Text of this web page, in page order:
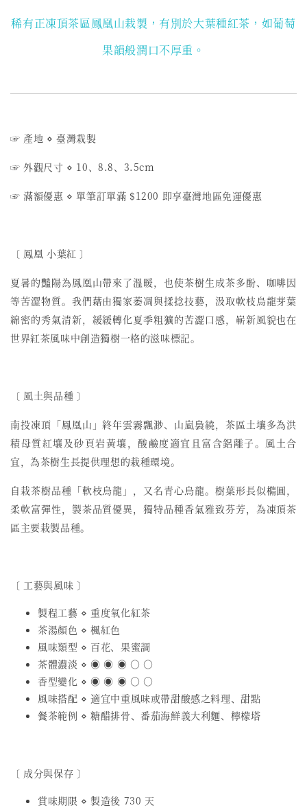
稀有正凍頂茶區鳳凰山栽製，有別於大葉種紅茶，如葡萄
果韻般潤口不厚重。
☞ 產地 ⋄ 臺灣栽製
☞ 外觀尺寸 ⋄ 10、8.8、3.5cm
☞ 滿額優惠 ⋄單筆訂單滿 $1200 即享臺灣地區免運優惠
〔 鳳凰 小葉紅 〕
夏暑的豔陽為鳳凰山帶來了溫暖，也使茶樹生成茶多酚、咖啡因
等苦澀物質。我們藉由獨家萎凋與揉捻技藝，汲取軟枝烏龍芽葉
綿密的秀氣清新，緩緩轉化夏季粗獷的苦澀口感，嶄新風貌也在
世界紅茶風味中創造獨樹一格的滋味標記。
〔 風土與品種 〕
南投凍頂「鳳凰山」終年雲霧飄渺、山嵐裊繞，茶區土壤多為洪
積母質紅壤及砂頁岩黃壤，酸鹼度適宜且富含鋁離子。風土合
宜，為茶樹生長提供理想的栽種環境。
自栽茶樹品種「軟枝烏龍」，又名青心烏龍。樹葉形長似橢圓，
柔軟富彈性，製茶品質優異，獨特品種香氣雅致芬芳，為凍頂茶
區主要栽製品種。
〔 工藝與風味 〕
製程工藝 ⋄ 重度氧化紅茶
茶湯顏色 ⋄ 楓紅色
風味類型 ⋄ 百花、果蜜調
茶體濃淡 ⋄ ◉ ◉ ◉ ○ ○
香型變化 ⋄ ◉ ◉ ◉ ○ ○
風味搭配 ⋄ 適宜中重風味或帶甜酸感之料理、甜點
餐茶範例 ⋄ 糖醋排骨、番茄海鮮義大利麵、檸檬塔
〔 成分與保存 〕
賞味期限 ⋄ 製造後 730 天